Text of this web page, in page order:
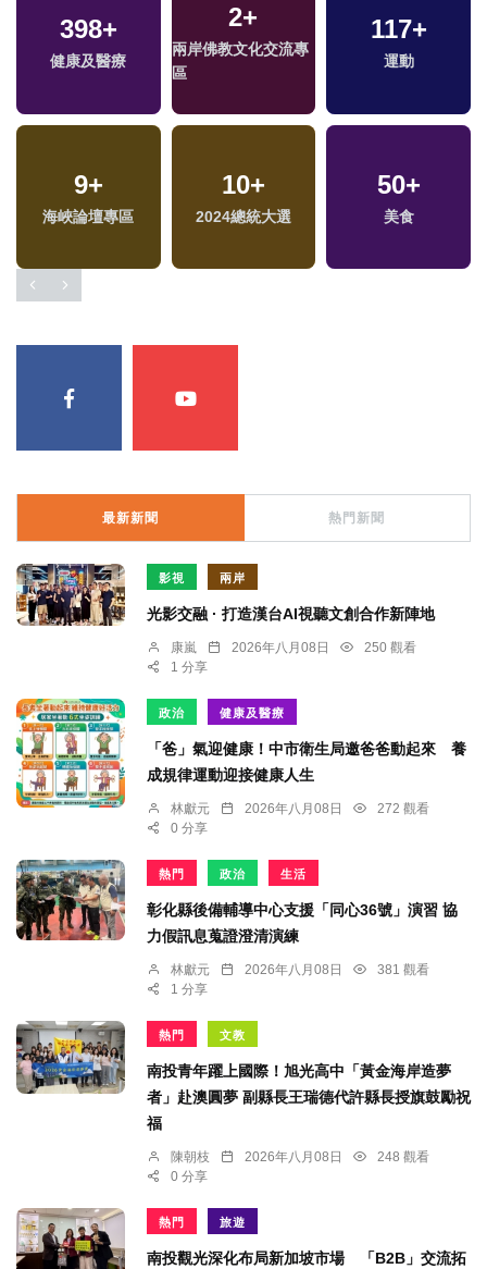
398+
健康及醫療
2+
兩岸佛教文化交流專
區
117+
運動
9+
海峽論壇專區
10+
2024總統大選
50+
美食
最新新聞 熱門新聞
影視 兩岸
光影交融 · 打造漢台AI視聽文創合作新陣地
康嵐 2026年八月08日
250 觀看
1 分享
政治 健康及醫療
「爸」氣迎健康！中市衛生局邀爸爸動起來 養
成規律運動迎接健康人生
林獻元 2026年八月08日
272 觀看
0 分享
熱門 政治 生活
彰化縣後備輔導中心支援「同心36號」演習 協
力假訊息蒐證澄清演練
林獻元 2026年八月08日
381 觀看
1 分享
熱門 文教
南投青年躍上國際！旭光高中「黃金海岸造夢
者」赴澳圓夢 副縣長王瑞德代許縣長授旗鼓勵祝
福
陳朝枝 2026年八月08日
248 觀看
0 分享
熱門 旅遊
南投觀光深化布局新加坡市場 「B2B」交流拓